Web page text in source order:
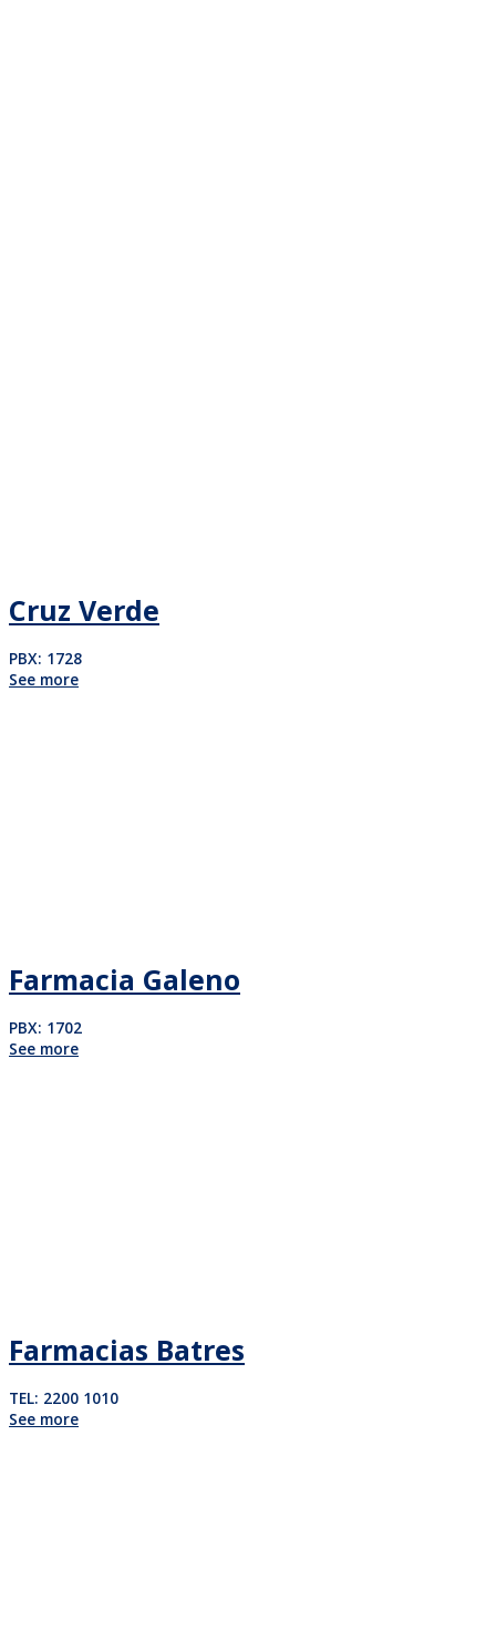
Cruz Verde
PBX: 1728
See more
Farmacia Galeno
PBX: 1702
See more
Farmacias Batres
TEL: 2200 1010
See more